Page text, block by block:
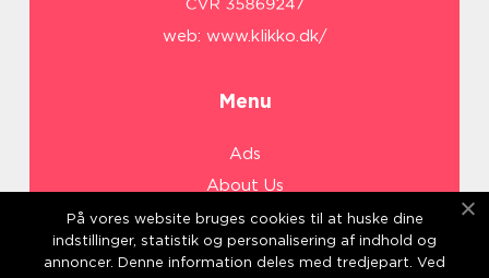
web: www.klikko.dk/
Menu
Ads
About Us
Cookies
Contact
På vores website bruges cookies til at huske dine
indstillinger, statistik og personalisering af indhold og
annoncer. Denne information deles med tredjepart. Ved